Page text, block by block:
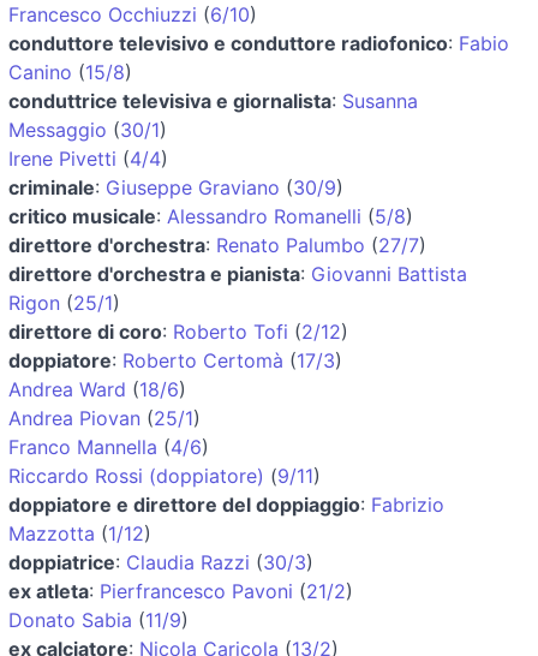
Francesco Occhiuzzi (6/10)
conduttore televisivo e conduttore radiofonico: Fabio
Canino (15/8)
conduttrice televisiva e giornalista: Susanna
Messaggio (30/1)
Irene Pivetti (4/4)
criminale: Giuseppe Graviano (30/9)
critico musicale: Alessandro Romanelli (5/8)
direttore d'orchestra: Renato Palumbo (27/7)
direttore d'orchestra e pianista: Giovanni Battista
Rigon (25/1)
direttore di coro: Roberto Tofi (2/12)
doppiatore: Roberto Certomà (17/3)
Andrea Ward (18/6)
Andrea Piovan (25/1)
Franco Mannella (4/6)
Riccardo Rossi (doppiatore) (9/11)
doppiatore e direttore del doppiaggio: Fabrizio
Mazzotta (1/12)
doppiatrice: Claudia Razzi (30/3)
ex atleta: Pierfrancesco Pavoni (21/2)
Donato Sabia (11/9)
ex calciatore: Nicola Caricola (13/2)